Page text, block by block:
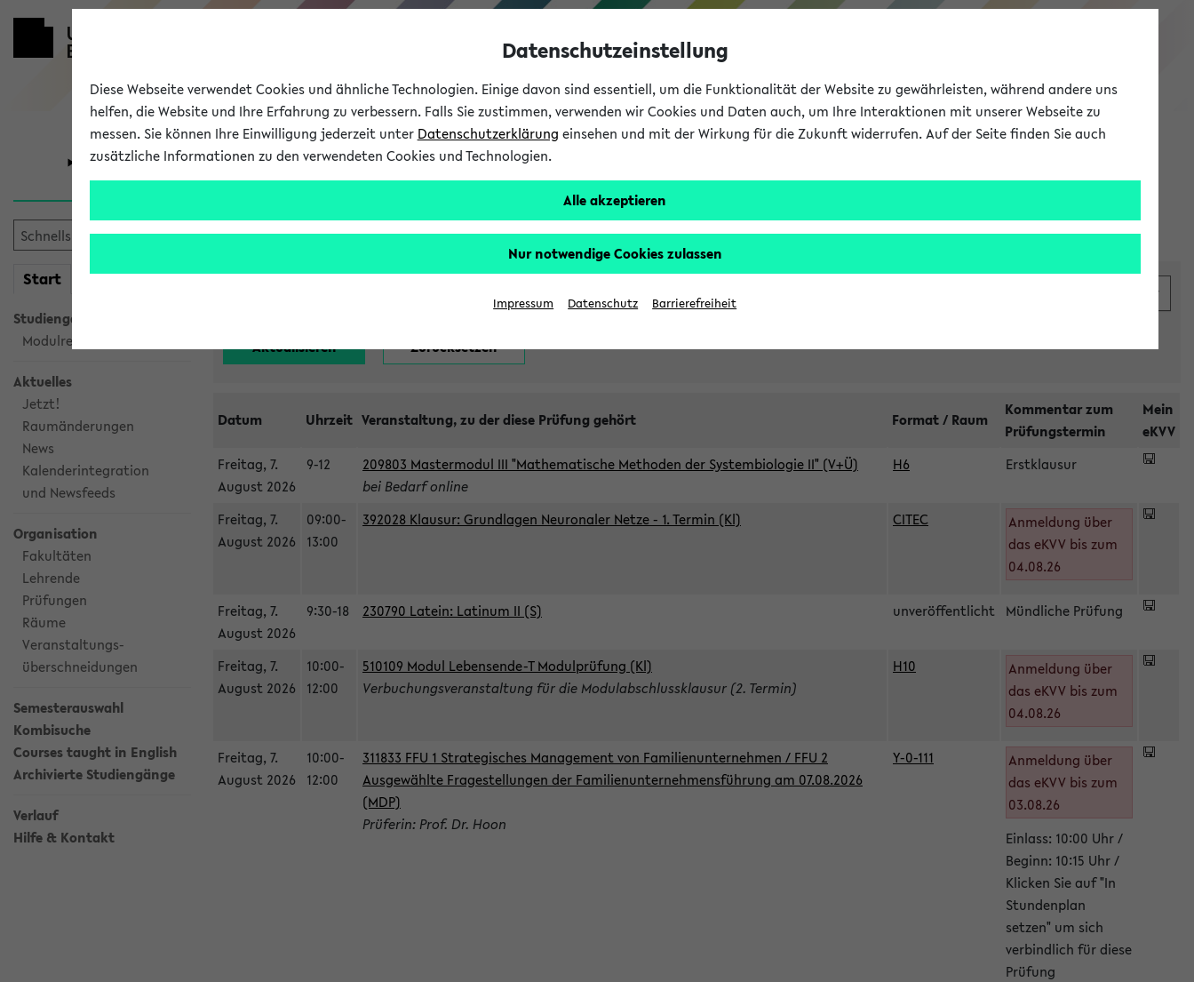
eKVV
Universität Forschung Studium
Start meineKVV
Studiengangsauswahl
Modulrecherche
Aktuelles
Jetzt!
Raumänderungen
News
Kalenderintegration
und Newsfeeds
Organisation
Fakultäten
Lehrende
Prüfungen
Räume
Veranstaltungs-
überschneidungen
Semesterauswahl
Kombisuche
Courses taught in English
Archivierte Studiengänge
Verlauf
Hilfe & Kontakt
Alle noch stattfindenden Prüfungen
Datum Uhrzeit Veranstaltung, zu der diese Prüfung gehört Format / Raum
Kommentar zum
Prüfungstermin
Mein
eKVV
Freitag, 7.
August 2026
9-12
209803 Mastermodul III "Mathematische Methoden der Systembiologie II" (V+Ü)
bei Bedarf online
H6 Erstklausur
Freitag, 7.
August 2026
09:00-
13:00
392028 Klausur: Grundlagen Neuronaler Netze - 1. Termin (Kl) CITEC
Anmeldung über
das eKVV bis zum
04.08.26
Freitag, 7.
August 2026
9:30-18 230790 Latein: Latinum II (S) unveröffentlicht Mündliche Prüfung
Freitag, 7.
August 2026
10:00-
12:00
510109 Modul Lebensende-T Modulprüfung (Kl)
Verbuchungsveranstaltung für die Modulabschlussklausur (2. Termin)
H10
Anmeldung über
das eKVV bis zum
04.08.26
Freitag, 7.
August 2026
10:00-
12:00
311833 FFU 1 Strategisches Management von Familienunternehmen / FFU 2
Ausgewählte Fragestellungen der Familienunternehmensführung am 07.08.2026
(MDP)
Prüferin: Prof. Dr. Hoon
Y-0-111
Anmeldung über
das eKVV bis zum
03.08.26
Einlass: 10:00 Uhr /
Beginn: 10:15 Uhr /
Klicken Sie auf "In
Stundenplan
setzen" um sich
verbindlich für diese
Prüfung
Datenschutzeinstellung
Diese Webseite verwendet Cookies und ähnliche Technologien. Einige davon sind essentiell, um die Funktionalität der Website zu gewährleisten, während andere uns
helfen, die Website und Ihre Erfahrung zu verbessern. Falls Sie zustimmen, verwenden wir Cookies und Daten auch, um Ihre Interaktionen mit unserer Webseite zu
messen. Sie können Ihre Einwilligung jederzeit unter Datenschutzerklärung einsehen und mit der Wirkung für die Zukunft widerrufen. Auf der Seite finden Sie auch
zusätzliche Informationen zu den verwendeten Cookies und Technologien.
Alle akzeptieren
Nur notwendige Cookies zulassen
Impressum Datenschutz Barrierefreiheit